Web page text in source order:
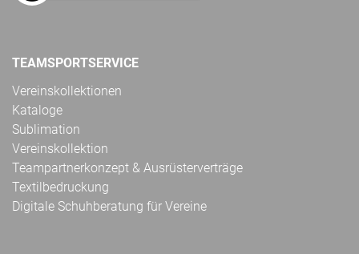
TEAMSPORTSERVICE
Vereinskollektionen
Kataloge
Sublimation
Vereinskollektion
Teampartnerkonzept & Ausrüsterverträge
Textilbedruckung
Digitale Schuhberatung für Vereine